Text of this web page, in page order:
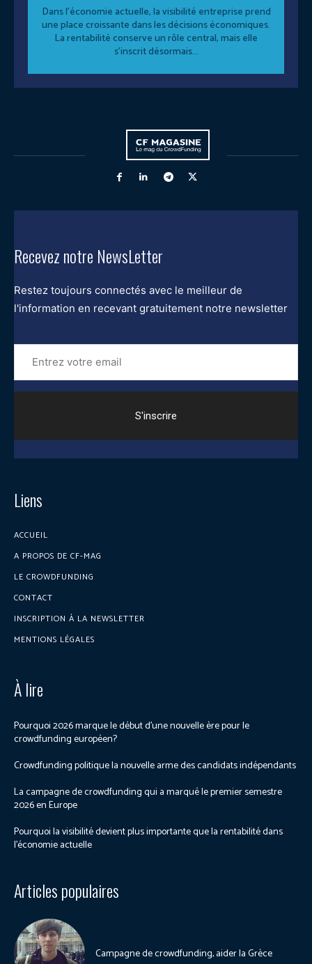
Dans l’économie actuelle, la visibilité entreprise prend
une place croissante dans les décisions économiques.
La rentabilité conserve un rôle central, mais elle
s’inscrit désormais...
Recevez notre NewsLetter
Restez toujours connectés avec le meilleur de
l'information en recevant gratuitement notre newsletter
Entrez
votre
email
Liens
ACCUEIL
A PROPOS DE CF-MAG
LE CROWDFUNDING
CONTACT
INSCRIPTION À LA NEWSLETTER
MENTIONS LÉGALES
À lire
Pourquoi 2026 marque le début d’une nouvelle ère pour le
crowdfunding européen?
Crowdfunding politique la nouvelle arme des candidats indépendants
La campagne de crowdfunding qui a marqué le premier semestre
2026 en Europe
Pourquoi la visibilité devient plus importante que la rentabilité dans
l’économie actuelle
Articles populaires
Campagne de crowdfunding, aider la Grèce